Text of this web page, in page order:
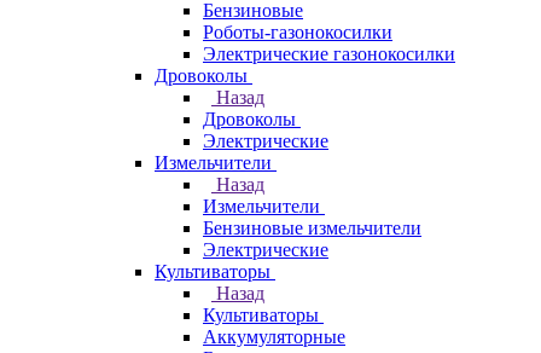
Бензиновые
Роботы-газонокосилки
Электрические газонокосилки
Дровоколы
Назад
Дровоколы
Электрические
Измельчители
Назад
Измельчители
Бензиновые измельчители
Электрические
Культиваторы
Назад
Культиваторы
Аккумуляторные